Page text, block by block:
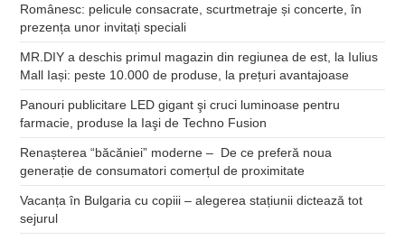
Românesc: pelicule consacrate, scurtmetraje și concerte, în
prezența unor invitați speciali
MR.DIY a deschis primul magazin din regiunea de est, la Iulius
Mall Iași: peste 10.000 de produse, la prețuri avantajoase
Panouri publicitare LED gigant şi cruci luminoase pentru
farmacie, produse la Iaşi de Techno Fusion
Renașterea “băcăniei” moderne – De ce preferă noua
generație de consumatori comerțul de proximitate
Vacanța în Bulgaria cu copiii – alegerea stațiunii dictează tot
sejurul